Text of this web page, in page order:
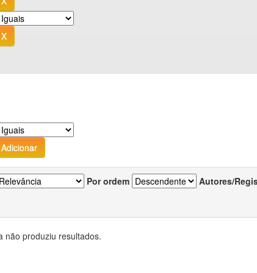
Por ordem Autores/
não produziu resultados.